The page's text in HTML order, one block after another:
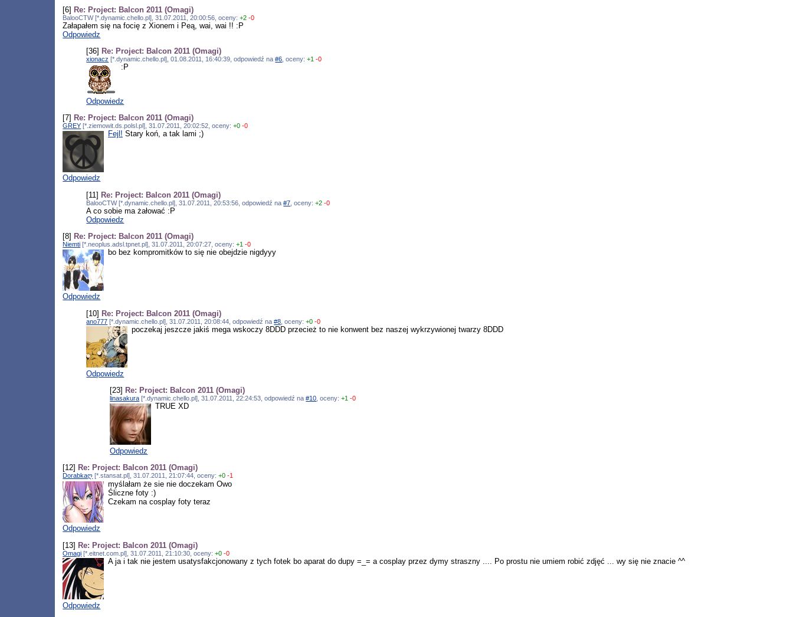
[6] Re: Project: Balcon 2011 (Omagi)
BalooCTW [*.dynamic.chello.pl], 31.07.2011, 20:00:56, oceny:+2 -0
Załapałem się na focię z Xionem i Peą, wai, wai !! :P
Odpowiedz
[36] Re: Project: Balcon 2011 (Omagi)
xionacz [*.dynamic.chello.pl], 01.08.2011, 16:40:39, odpowiedź na#6, oceny:+1 -0
:P
Odpowiedz
[7] Re: Project: Balcon 2011 (Omagi)
GREY [*.ziemowit.ds.polsl.pl], 31.07.2011, 20:02:52, oceny:+0 -0
Fejl! Stary koń, a tak lami ;)
Odpowiedz
[11] Re: Project: Balcon 2011 (Omagi)
BalooCTW [*.dynamic.chello.pl], 31.07.2011, 20:53:56, odpowiedź na#7 , oceny:+2 -0
A co sobie ma żałować :P
Odpowiedz
[8] Re: Project: Balcon 2011 (Omagi)
Niemti [*.neoplus.adsl.tpnet.pl], 31.07.2011, 20:07:27, oceny:+1 -0
bo bez kompromitków to się nie obejdzie nigdyyy
Odpowiedz
[10] Re: Project: Balcon 2011 (Omagi)
ano777 [*.dynamic.chello.pl], 31.07.2011, 20:08:44, odpowiedź na#8 , oceny:+0 -0
poczekaj jeszcze jakiś mega wskoczy 8DDD przecież to nie konwent bez naszej wykrzywionej twarzy 8DDD
Odpowiedz
[23] Re: Project: Balcon 2011 (Omagi)
linasakura [*.dynamic.chello.pl], 31.07.2011, 22:24:53, odpowiedź na#10 , oceny:+1 -0
TRUE XD
Odpowiedz
[12] Re: Project: Balcon 2011 (Omagi)
Dorabkaღ [*.stansat.pl], 31.07.2011, 21:07:44, oceny:+0 -1
myślałam że sie nie doczekam Owo
Śliczne foty :)
Czekam na cosplay foty teraz
Odpowiedz
[13] Re: Project: Balcon 2011 (Omagi)
Omagi [*.eitnet.com.pl], 31.07.2011, 21:10:30, oceny:+0 -0
A ja i tak nie jestem usatysfakcjonowany z tych fotek bo aparat do dupy =_= a cosplay przez dymy straszny .... Po prostu nie umiem robić zdjęć ... wy się nie znacie ^^
Odpowiedz